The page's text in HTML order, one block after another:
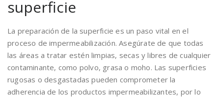
superficie
La preparación de la superficie es un paso vital en el
proceso de impermeabilización. Asegúrate de que todas
las áreas a tratar estén limpias, secas y libres de cualquier
contaminante, como polvo, grasa o moho. Las superficies
rugosas o desgastadas pueden comprometer la
adherencia de los productos impermeabilizantes, por lo